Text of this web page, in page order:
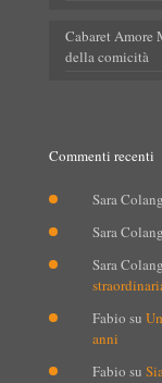
Cabaret Amore
della comicità
Commenti recenti
Sara
Sara
Sara
Fabio su
anni
Fabio su